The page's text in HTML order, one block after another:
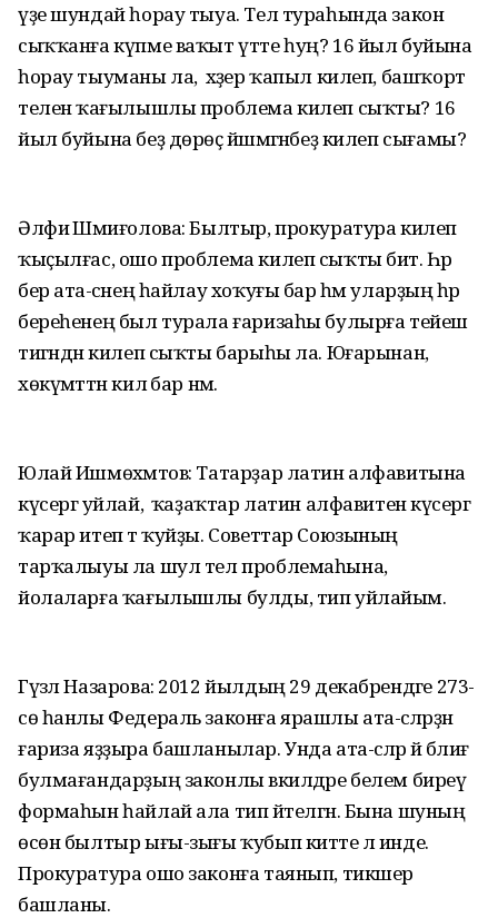
үҙе шундай һорау тыуа. Тел тураһында закон
сыҡҡанға күпме ваҡыт үтте һуң? 16 йыл буйына
һорау тыуманы ла, ә хәҙер ҡапыл килеп, башҡорт
теленә ҡағылышлы проблема килеп сыҡты? 16
йыл буйына беҙ дөрөҫ йәшәмәгәнбеҙ килеп сығамы?
Әлфиә Шәмиғолова: Былтыр, прокуратура килеп
ҡыҫылғас, ошо проблема килеп сыҡты бит. Һәр
бер ата-әсәнең һайлау хоҡуғы бар һәм уларҙың һәр
береһенең был турала ғаризаһы булырға тейеш
тигәндән килеп сыҡты барыһы ла. Юғарынан,
хөкүмәттән килә бар нәмә.
Юлай Ишмөхәмәтов: Татарҙар латин алфавитына
күсергә уйлай, ә ҡаҙаҡтар латин алфавитенә күсергә
ҡарар итеп тә ҡуйҙы. Советтар Союзының
тарҡалыуы ла шул тел проблемаһына,
йолаларға ҡағылышлы булды, тип уйлайым.
Гүзәл Назарова: 2012 йылдың 29 декабрендәге 273-
сө һанлы Федераль законға ярашлы ата-әсәләрҙән
ғариза яҙҙыра башланылар. Унда ата-әсәләр йә бәлиғ
булмағандарҙың законлы вәкилдәре белем биреү
формаһын һайлай ала тип әйтелгән. Бына шуның
өсөн былтыр ығы-зығы ҡубып китте лә инде.
Прокуратура ошо законға таянып, тикшерә
башланы.